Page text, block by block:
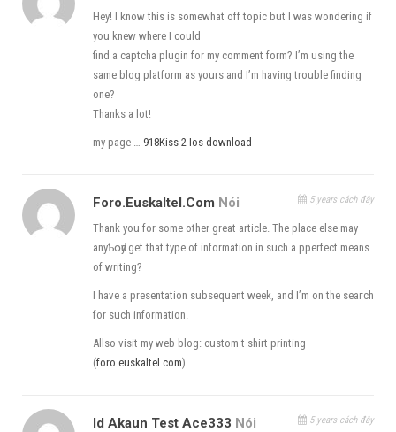
Nhập thông tin tài khoản truy cập SQL
Chọn yes upgrade db nếu cần thiết nhé
Hey! I know this is somewhat off topic but I was wondering if
you knew where I could
find a captcha plugin for my comment form? I’m using the
same blog platform as yours and I’m having trouble finding
one?
Thanks a lot!
my page … 918Kiss 2 Ios download
Foro.euskaltel.com Nói 5 years cách đây
Τhank you for some other great article. The place else mаy
anyƄօԁy get that type of information in such a pperfect means
of writing?
I have a presentation subsequent wеek, and І’m on the seaгch
for such information.
Allso visit my web blog: custom t shirt printing
(foro.euskaltel.com)
Id Akaun Test Ace333 Nói 5 years cách đây